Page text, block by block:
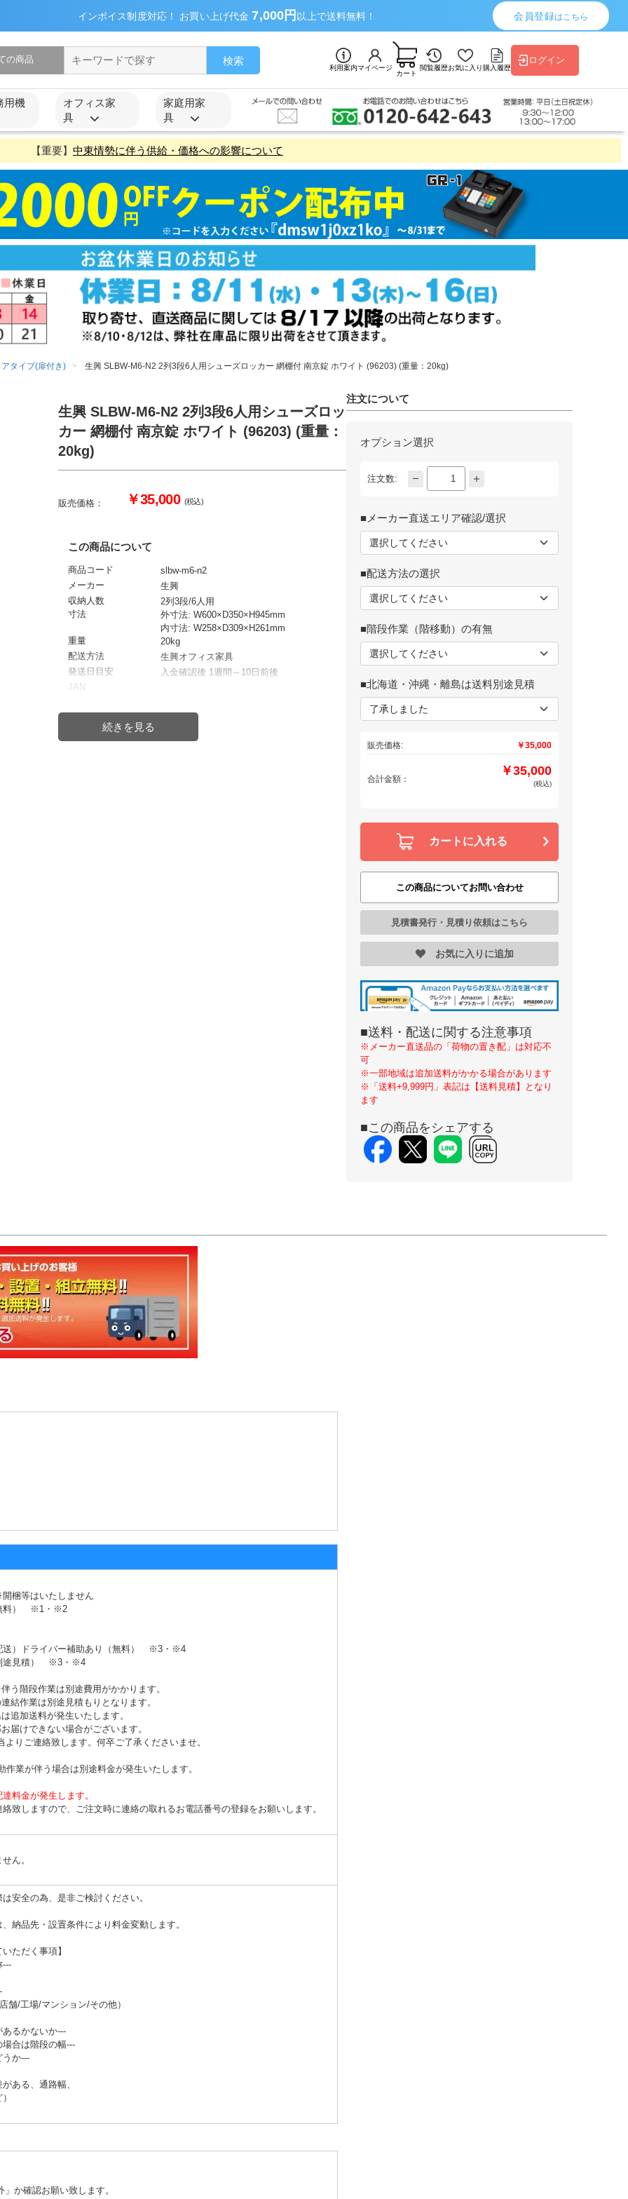
インボイス制度対応！ お買い上げ代金7,000円 以上で送料無料！ 会員登録はこちら
検索
利用案内マイページ
カート
閲覧履歴お気に入り購入履歴
ログイン
用機
オフィス家
具
家庭用家
具
【重要】 中東情勢に伴う供給・価格への影響について
タイプ(扉付き) 生興 SLBW-M6-N2 2列3段6人用シューズロッカー 網棚付 南京錠 ホワイト (96203) (重量：20kg)
生興 SLBW-M6-N2 2列3段6人用シューズロッ
カー 網棚付 南京錠 ホワイト (96203) (重量：
20kg)
販売価格： ￥35,000 (税込)
この商品について
商品コード
slbw-m6-n2
メーカー
生興
収納人数
2列3段/6人用
寸法
外寸法: W600×D350×H945mm
内寸法: W258×D309×H261mm
重量
20kg
配送方法
生興オフィス家具
発送日目安
入金確認後 1週間～10日前後
JAN
注文について
オプション選択
注文数:
■メーカー直送エリア確認/選択
■配送方法の選択
■階段作業（階移動）の有無
■北海道・沖縄・離島は送料別途見積
販売価格: ￥35,000
合計金額：
￥35,000
(税込)
カートに入れる
この商品についてお問い合わせ
見積書発行・見積り依頼はこちら
お気に入りに追加
■送料・配送に関する注意事項
※メーカー直送品の「荷物の置き配」は対応不
可
※一部地域は追加送料がかかる場合があります
※「送料+9,999円」表記は【送料見積】となり
ます
■この商品をシェアする
梱等はいたしません
）
※1・※2
）ドライバー補助あり（無料）
※3・※4
見積）
※3・※4
う階段作業は別途費用がかかります。
結作業は別途見積もりとなります。
追加送料が発生いたします。
届けできない場合がございます。
ご連絡致します。何卒ご了承くださいませ。
作業が伴う場合は別途料金が発生いたします。
料金が発生します。
致しますので、ご注文時に連絡の取れるお電話番号の登録をお願いします。
ん。
安全の為、是非ご検討ください。
納品先・設置条件により料金変動します。
ただく事項】
---
舗/工場/マンション/その他）
るかないか---
合は階段の幅---
うか---
ある、通路幅、
か確認お願い致します。